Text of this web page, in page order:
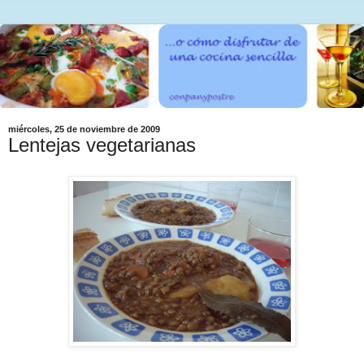
miércoles, 25 de noviembre de 2009
Lentejas vegetarianas